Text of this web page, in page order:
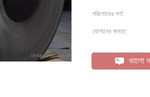
পরিশোধের শর্ত:
যোগানের ক্ষমতা:
ভালো